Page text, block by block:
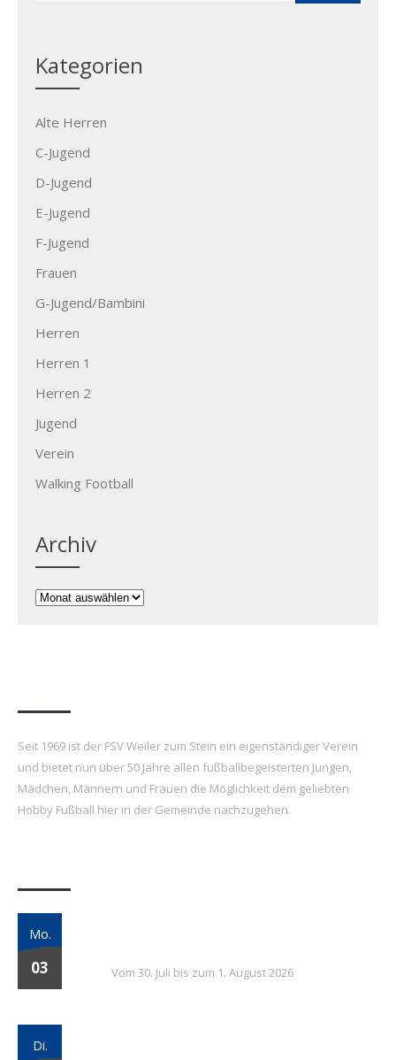
Kategorien
Alte Herren
C-Jugend
D-Jugend
E-Jugend
F-Jugend
Frauen
G-Jugend/Bambini
Herren
Herren 1
Herren 2
Jugend
Verein
Walking Football
Archiv
Archiv
Seit 1969 ist der FSV Weiler zum Stein ein eigenständiger Verein
und bietet nun über 50 Jahre allen fußballbegeisterten Jungen,
Mädchen, Männern und Frauen die Möglichkeit dem geliebten
Hobby Fußball hier in der Gemeinde nachzugehen.
Mo.
03 Vom 30. Juli bis zum 1. August 2026
Di.